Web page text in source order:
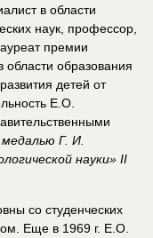
в области
наук, профессор,
премии
области образования
детей от
Е.О.
Г. И.
науки» II
со студенческих
Еще в 1969 г. Е.О.